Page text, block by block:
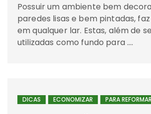
Possuir um ambiente bem
paredes lisas e bem pintadas,
em qualquer lar. Estas, além de
utilizadas como fundo para ….
DICAS ECONOMIZAR PARA REFORMAR